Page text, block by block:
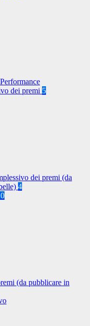
dei premi 5
dei premi (da
4
(da pubblicare in